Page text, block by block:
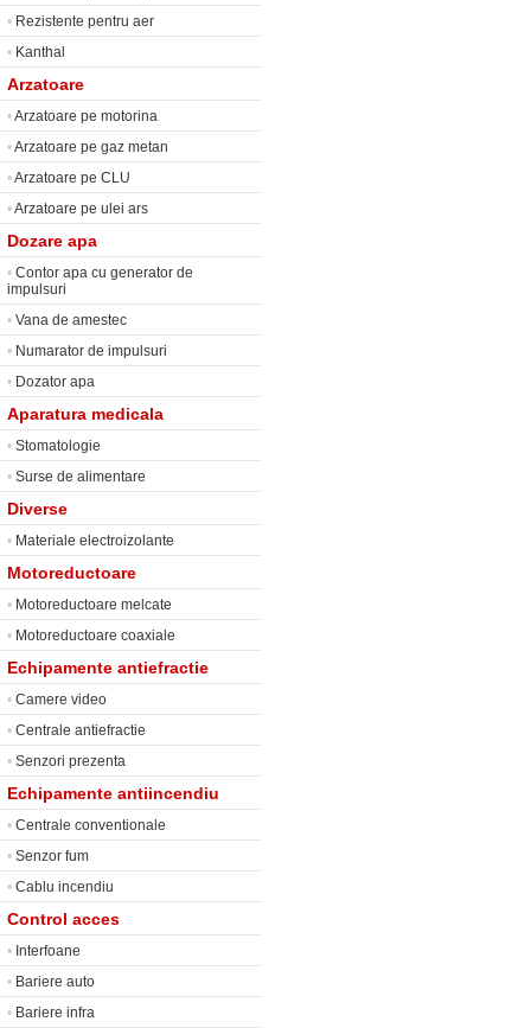
• Rezistente pentru aer
• Kanthal
Arzatoare
•Arzatoare pe motorina
•Arzatoare pe gaz metan
•Arzatoare pe CLU
•Arzatoare pe ulei ars
Dozare apa
• Contor apa cu generator de
impulsuri
• Vana de amestec
• Numarator de impulsuri
• Dozator apa
Aparatura medicala
• Stomatologie
• Surse de alimentare
Diverse
• Materiale electroizolante
Motoreductoare
• Motoreductoare melcate
• Motoreductoare coaxiale
Echipamente antiefractie
• Camere video
• Centrale antiefractie
• Senzori prezenta
Echipamente antiincendiu
• Centrale conventionale
• Senzor fum
• Cablu incendiu
Control acces
• Interfoane
• Bariere auto
• Bariere infra